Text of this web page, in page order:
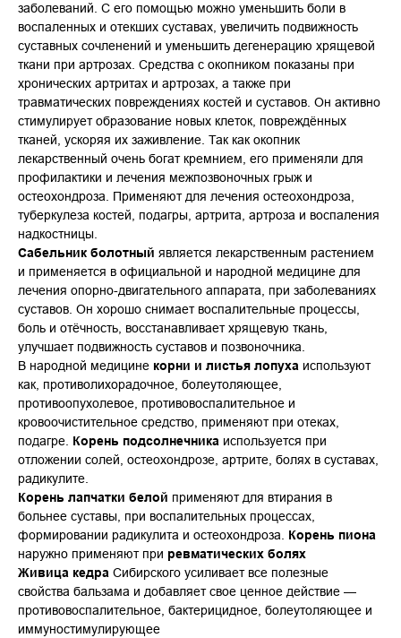
заболеваний. С его помощью можно уменьшить боли в
воспаленных и отекших суставах, увеличить подвижность
суставных сочленений и уменьшить дегенерацию хрящевой
ткани при артрозах. Средства с окопником показаны при
хронических артритах и артрозах, а также при
травматических повреждениях костей и суставов. Он активно
стимулирует образование новых клеток, повреждённых
тканей, ускоряя их заживление. Так как окопник
лекарственный очень богат кремнием, его применяли для
профилактики и лечения межпозвоночных грыж и
остеохондроза. Применяют для лечения остеохондроза,
туберкулеза костей, подагры, артрита, артроза и воспаления
надкостницы.
Сабельник болотный является лекарственным растением
и применяется в официальной и народной медицине для
лечения опорно-двигательного аппарата, при заболеваниях
суставов. Он хорошо снимает воспалительные процессы,
боль и отёчность, восстанавливает хрящевую ткань,
улучшает подвижность суставов и позвоночника.
В народной медицине корни и листья лопуха используют
как, противолихорадочное, болеутоляющее,
противоопухолевое, противовоспалительное и
кровоочистительное средство, применяют при отеках,
подагре. Корень подсолнечника используется при
отложении солей, остеохондрозе, артрите, болях в суставах,
радикулите.
Корень лапчатки белой применяют для втирания в
больнее суставы, при воспалительных процессах,
формировании радикулита и остеохондроза. Корень пиона
наружно применяют при ревматических болях
Живица кедра Сибирского усиливает все полезные
свойства бальзама и добавляет свое ценное действие —
противовоспалительное, бактерицидное, болеутоляющее и
иммуностимулирующее